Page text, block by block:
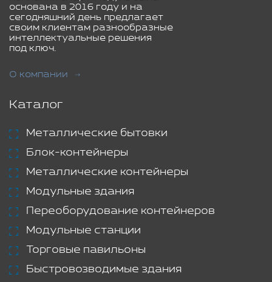
основана в 2016 году и на
сегодняшний день предлагает
своим клиентам разнообразные
интеллектуальные решения
под ключ.
О компании
Каталог
Металлические бытовки
Блок-контейнеры
Металлические контейнеры
Модульные здания
Переоборудование контейнеров
Модульные станции
Торговые павильоны
Быстровозводимые здания